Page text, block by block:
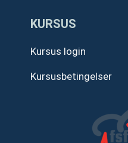
KURSUS
Kursus login
Kursusbetingelser